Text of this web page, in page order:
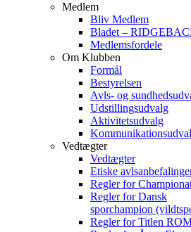
Medlem
Bliv Medlem
Bladet –
Medlemsfordele
Om Klubben
Formål
Bestyrelsen
Avls- og
Udstillingsudvalg
Aktivitetsudvalg
Vedtægter
Vedtægter
Etiske
Regler for
Regler for Dansk
sporchampion
Regler for Titlen